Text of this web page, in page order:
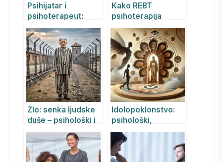
Psihijatar i
psihoterapeut:
Kako REBT metoda
pomaže u lečenju
anksioznosti i
depresije
Kako REBT
psihoterapija
pomaže mladima u
prevazilaženju
anksioznosti,
napada panike i
jačanju
samopouzdanja
Zlo: senka ljudske
duše – psihološki i
psihijatrijski pogled
na genezu
mračnog
Idolopoklonstvo:
psihološki,
psihijatrijski i
Jungijanski pogled